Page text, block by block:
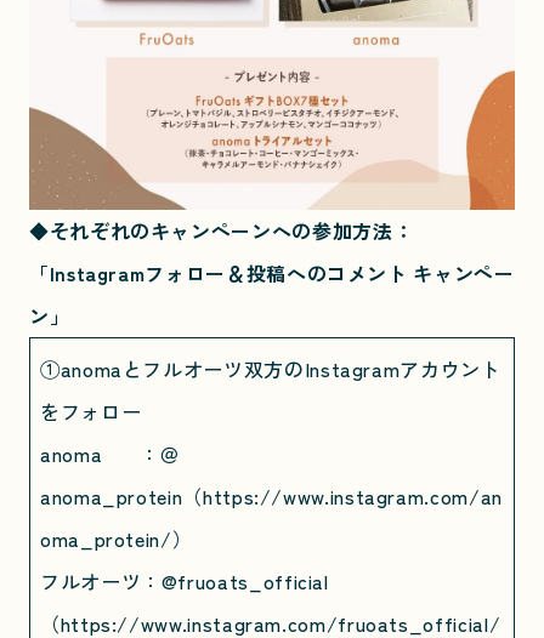
◆それぞれのキャンペーンへの参加方法：
「Instagramフォロー＆投稿へのコメント キャンペー
ン」
①anomaとフルオーツ双方のInstagramアカウント
をフォロー
anoma ：＠
anoma_protein（https://www.instagram.com/an
oma_protein/）
フルオーツ：@fruoats_official
（https://www.instagram.com/fruoats_official/